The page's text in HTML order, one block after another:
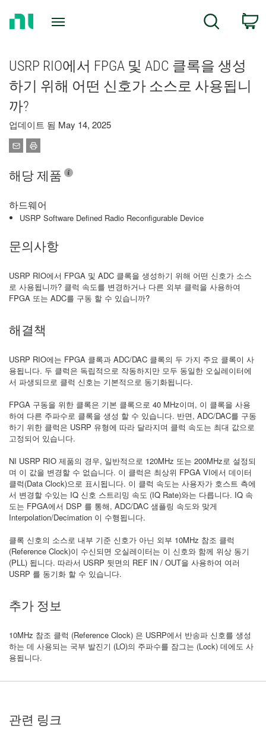
Search
USRP RIO에서 FPGA 및 ADC 클록을 생성
하기 위해 어떤 신호가 소스로 사용됩니
까?
업데이트 됨 May 14, 2025
해당 제품
하드웨어
USRP Software Defined Radio Reconfigurable Device
문의사항
USRP RIO에서 FPGA 및 ADC 클록을 생성하기 위해 어떤 신호가 소스
로 사용됩니까? 클럭 속도를 변경하거나 다른 외부 클럭을 사용하여
FPGA 또는 ADC를 구동 할 수 있습니까?
해결책
USRP RIO에는 FPGA 클록과 ADC/DAC 클록의 두 가지 주요 클록이 사
용됩니다. 두 클럭은 독립적으로 작동하지만 모두 동일한 오실레이터에
서 파생되므로 클럭 신호는 기본적으로 동기화됩니다.
FPGA 구동을 위한 클록은 기본 클록으로 40 MHz이며, 이 클록을 사용
하여 다른 주파수로 클록을 생성 할 수 있습니다. 반면, ADC/DAC를 구동
하기 위한 클럭은 USRP 유형에 따라 달라지며 클럭 속도는 최대 값으로
고정되어 있습니다.
NI USRP RIO 제품의 경우, 일반적으로 120MHz 또는 200MHz로 설정되
며 이 값을 변경할 수 없습니다. 이 클럭은 최상위 FPGA VI에서 데이터
클럭(Data Clock)으로 표시됩니다. 이 클럭 속도는 사용자가 호스트 측에
서 변경할 수있는 IQ 신호 스트리밍 속도 (IQ Rate)와는 다릅니다. IQ 속
도는 FPGA에서 DSP 를 통해, ADC/DAC 샘플링 속도와 맞게
Interpolation/Decimation 이 수행됩니다.
클록 신호의 소스로 내부 기준 신호가 아닌 외부 10MHz 참조 클럭
(Reference Clock)이 수신되면 오실레이터는 이 신호와 함께 위상 동기
(PLL) 됩니다. 따라서 USRP 뒷면의 REF IN / OUT을 사용하여 여러
USRP 를 동기화 할 수 있습니다.
추가 정보
10MHz 참조 클럭 (Reference Clock) 은 USRP에서 반송파 신호를 생성
하는 데 사용되는 국부 발진기 (LO)의 주파수를 잠그는 (Lock) 데에도 사
용됩니다.
관련 링크